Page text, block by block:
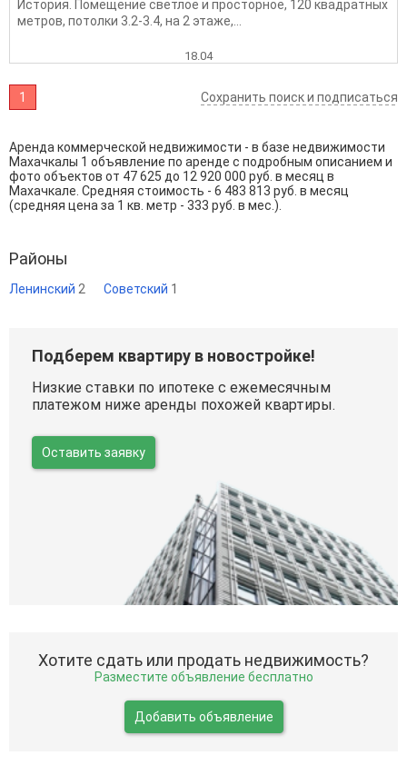
История. Помещение светлое и просторное, 120 квaдpaтных
мeтрoв, потолки 3.2-3.4, на 2 этaже,...
18.04
1 Сохранить поиск и подписаться
Аренда коммерческой недвижимости - в базе недвижимости
Махачкалы 1 объявление по аренде с подробным описанием и
фото объектов от 47 625 до 12 920 000 руб. в месяц в
Махачкале. Средняя стоимость - 6 483 813 руб. в месяц
(средняя цена за 1 кв. метр - 333 руб. в мес.).
Районы
Ленинский 2 Советский 1
Подберем квартиру в новостройке!
Низкие ставки по ипотеке с ежемесячным
платежом ниже аренды похожей квартиры.
Оставить заявку
Хотите сдать или продать недвижимость?
Разместите объявление бесплатно
Добавить объявление